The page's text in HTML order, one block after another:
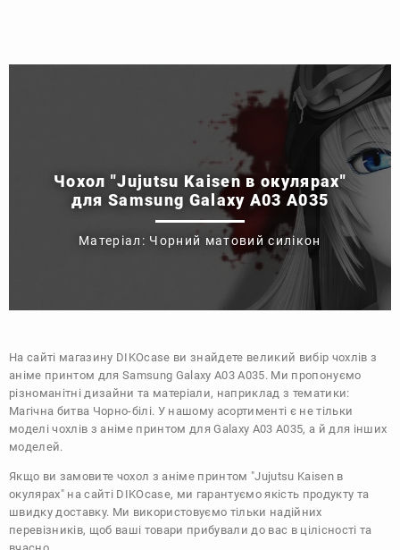
Чохол "Jujutsu Kaisen в окулярах"
для Samsung Galaxy A03 A035
Матеріал: Чорний матовий силікон
На сайті магазину DIKOcase ви знайдете великий вибір чохлів з
аніме принтом для Samsung Galaxy A03 A035. Ми пропонуємо
різноманітні дизайни та матеріали, наприклад з тематики:
Магічна битва Чорно-білі. У нашому асортименті є не тільки
моделі чохлів з аніме принтом для Galaxy A03 A035, а й для інших
моделей.
Якщо ви замовите чохол з аніме принтом "Jujutsu Kaisen в
окулярах" на сайті DIKOcase, ми гарантуємо якість продукту та
швидку доставку. Ми використовуємо тільки надійних
перевізників, щоб ваші товари прибували до вас в цілісності та